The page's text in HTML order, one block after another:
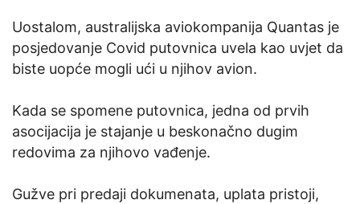
Uostalom, australijska aviokompanija Quantas je
posjedovanje Covid putovnica uvela kao uvjet da
biste uopće mogli ući u njihov avion.
Kada se spomene putovnica, jedna od prvih
asocijacija je stajanje u beskonačno dugim
redovima za njihovo vađenje.
Gužve pri predaji dokumenata, uplata pristoji,